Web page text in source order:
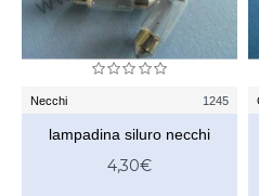
Necchi 1245
lampadina siluro necchi
4,30€